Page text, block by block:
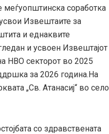
соработка
Извештаите за
и еднаквите
и усвоен Извештајот
НВО секторот во 2025
за 2026 година.На
„Св. Атанасиј“ во село
со здравствената